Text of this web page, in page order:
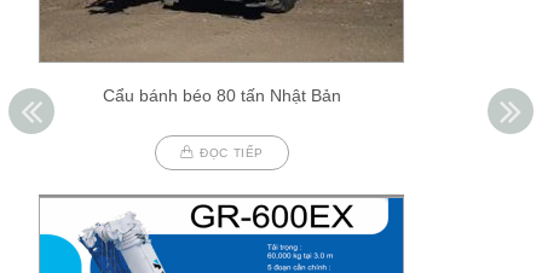
Cẩu bánh béo 80 tấn Nhật Bản
ĐỌC TIẾP